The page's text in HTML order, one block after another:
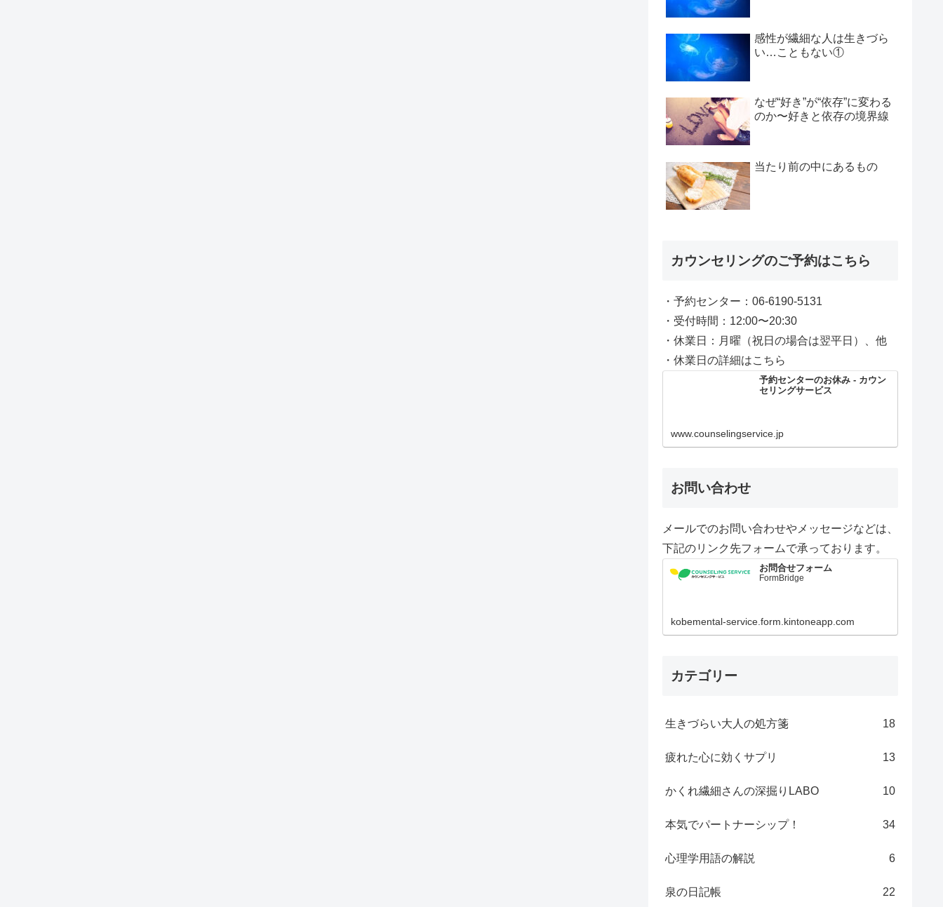
感性が繊細な人は生きづら
い…こともない①
なぜ“好き”が“依存”に変わる
のか〜好きと依存の境界線
当たり前の中にあるもの
カウンセリングのご予約はこちら
・予約センター：06-6190-5131
・受付時間：12:00〜20:30
・休業日：月曜（祝日の場合は翌平日）、他
・休業日の詳細はこちら
予約センターのお休み - カウン
セリングサービス
www.counselingservice.jp
お問い合わせ
メールでのお問い合わせやメッセージなどは、
下記のリンク先フォームで承っております。
お問合せフォーム
FormBridge
kobemental-service.form.kintoneapp.com
カテゴリー
生きづらい大人の処方箋 18
疲れた心に効くサプリ 13
かくれ繊細さんの深掘りLABO 10
本気でパートナーシップ！ 34
心理学用語の解説 6
泉の日記帳 22